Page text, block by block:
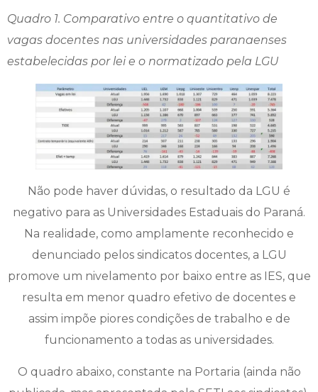
Quadro 1. Comparativo entre o quantitativo de
vagas docentes nas universidades paranaenses
estabelecidas por lei e o normatizado pela LGU
Não pode haver dúvidas, o resultado da LGU é
negativo para as Universidades Estaduais do Paraná.
Na realidade, como amplamente reconhecido e
denunciado pelos sindicatos docentes, a LGU
promove um nivelamento por baixo entre as IES, que
resulta em menor quadro efetivo de docentes e
assim impõe piores condições de trabalho e de
funcionamento a todas as universidades.
O quadro abaixo, constante na Portaria (ainda não